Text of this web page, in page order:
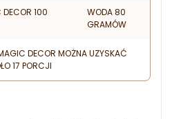
100
WODA 80
GRAMÓW
DECOR MOŻNA UZYSKAĆ
17 PORCJI